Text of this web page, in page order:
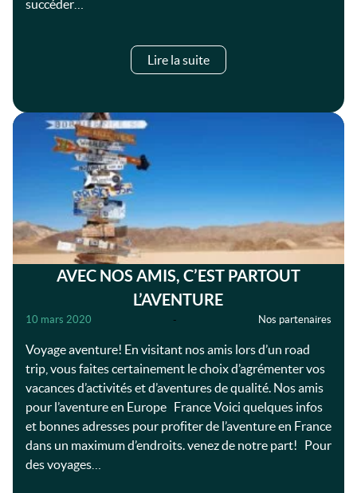
succéder…
Lire la suite
AVEC NOS AMIS, C’EST PARTOUT
L’AVENTURE
10 mars 2020 - Nos partenaires
Voyage aventure! En visitant nos amis lors d’un road
trip, vous faites certainement le choix d’agrémenter vos
vacances d’activités et d’aventures de qualité. Nos amis
pour l’aventure en Europe France Voici quelques infos
et bonnes adresses pour profiter de l’aventure en France
dans un maximum d’endroits. venez de notre part! Pour
des voyages…